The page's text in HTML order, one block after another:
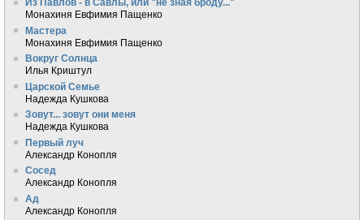
Из Павлов - в Савлы, или "не зная броду..."
Монахиня Евфимия Пащенко
Мастера
Монахиня Евфимия Пащенко
Вокруг Солнца
Илья Криштул
Царской Семье
Надежда Кушкова
Зовут... зовут они меня
Надежда Кушкова
Первый луч
Александр Конопля
Сосед
Александр Конопля
Ад
Александр Конопля